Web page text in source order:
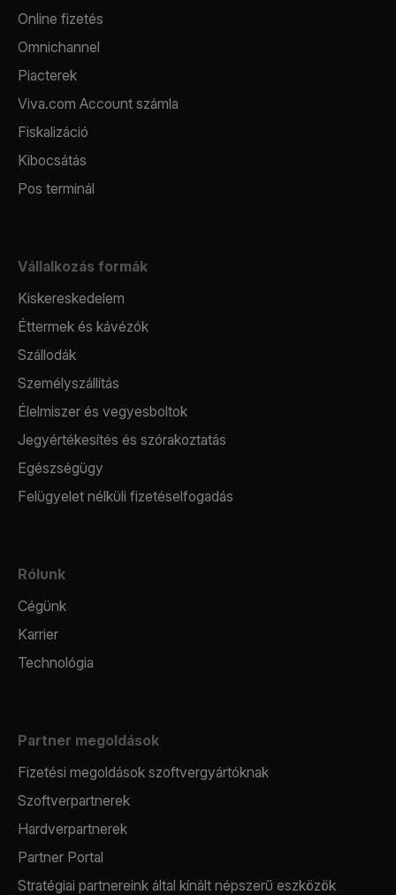
Online fizetés
Omnichannel
Piacterek
Viva.com Account számla
Fiskalizáció
Kibocsátás
Pos terminál
Vállalkozás formák
Kiskereskedelem
Éttermek és kávézók
Szállodák
Személyszállítás
Élelmiszer és vegyesboltok
Jegyértékesítés és szórakoztatás
Egészségügy
Felügyelet nélküli fizetéselfogadás
Rólunk
Cégünk
Karrier
Technológia
Partner megoldások
Fizetési megoldások szoftvergyártóknak
Szoftverpartnerek
Hardverpartnerek
Partner Portal
Stratégiai partnereink által kínált népszerű eszközök